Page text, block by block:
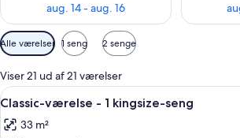
aug. 14 - aug. 16
Tilgængelige
filtre
for
værelser
Alle værelser 1 seng 2 senge
Viser 21 ud af 21 værelser
Indlæs
alle
billeder
Et
7
Classic-værelse - 1 kingsize-seng
33 m²